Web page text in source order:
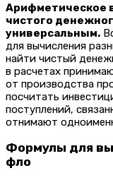
Арифметическое
чистого
универсальным.
для вычисления
найти чистый
в расчетах
от производства
посчитать
поступлений,
отнимают
Формулы для
фло